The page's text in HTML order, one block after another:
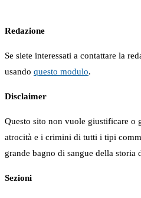
Redazione
Se siete interessati a contattare la
usando questo modulo.
Disclaimer
Questo sito non vuole giustificare o
atrocità e i crimini di tutti i tipi
grande bagno di sangue della storia
Sezioni